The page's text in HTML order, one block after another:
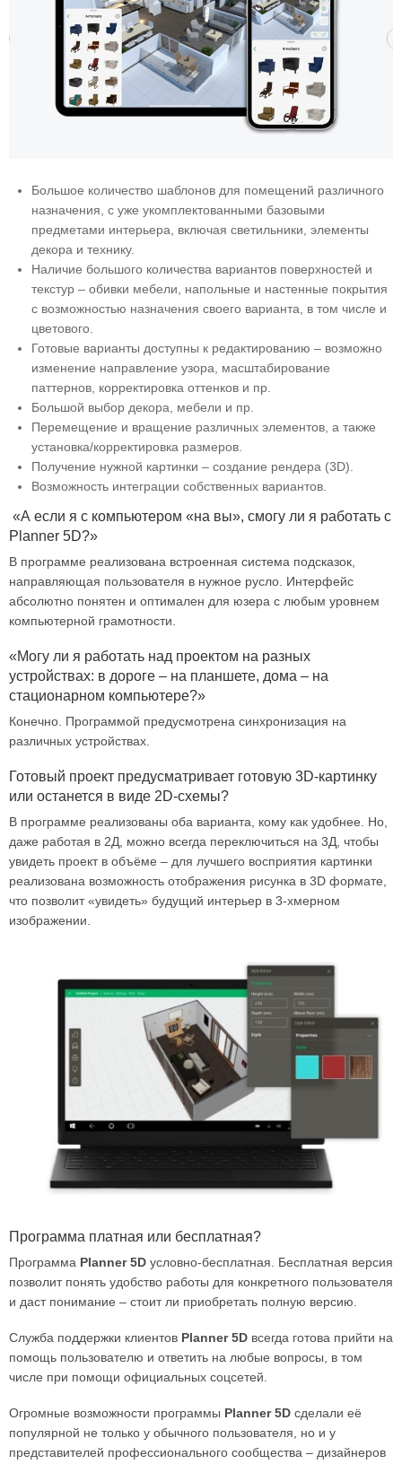
Большое количество шаблонов для помещений различного
назначения, с уже укомплектованными базовыми
предметами интерьера, включая светильники, элементы
декора и технику.
Наличие большого количества вариантов поверхностей и
текстур – обивки мебели, напольные и настенные покрытия
с возможностью назначения своего варианта, в том числе и
цветового.
Готовые варианты доступны к редактированию – возможно
изменение направление узора, масштабирование
паттернов, корректировка оттенков и пр.
Большой выбор декора, мебели и пр.
Перемещение и вращение различных элементов, а также
установка/корректировка размеров.
Получение нужной картинки – создание рендера (3D).
Возможность интеграции собственных вариантов.
«А если я с компьютером «на вы», смогу ли я работать с
Planner 5D?»
В программе реализована встроенная система подсказок,
направляющая пользователя в нужное русло. Интерфейс
абсолютно понятен и оптимален для юзера с любым уровнем
компьютерной грамотности.
«Могу ли я работать над проектом на разных
устройствах: в дороге – на планшете, дома – на
стационарном компьютере?»
Конечно. Программой предусмотрена синхронизация на
различных устройствах.
Готовый проект предусматривает готовую 3D-картинку
или останется в виде 2D-схемы?
В программе реализованы оба варианта, кому как удобнее. Но,
даже работая в 2Д, можно всегда переключиться на 3Д, чтобы
увидеть проект в объёме – для лучшего восприятия картинки
реализована возможность отображения рисунка в 3D формате,
что позволит «увидеть» будущий интерьер в 3-хмерном
изображении.
Программа платная или бесплатная?
Программа Planner 5D условно-бесплатная. Бесплатная версия
позволит понять удобство работы для конкретного пользователя
и даст понимание – стоит ли приобретать полную версию.
Служба поддержки клиентов Planner 5D всегда готова прийти на
помощь пользователю и ответить на любые вопросы, в том
числе при помощи официальных соцсетей.
Огромные возможности программы Planner 5D сделали её
популярной не только у обычного пользователя, но и у
представителей профессионального сообщества – дизайнеров